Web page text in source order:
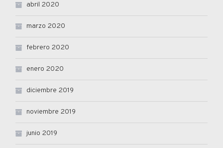
abril 2020
marzo 2020
febrero 2020
enero 2020
diciembre 2019
noviembre 2019
junio 2019